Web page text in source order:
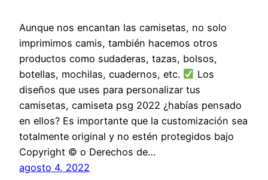
Aunque nos encantan las camisetas, no solo
imprimimos camis, también hacemos otros
productos como sudaderas, tazas, bolsos,
botellas, mochilas, cuadernos, etc.
Los
diseños que uses para personalizar tus
camisetas, camiseta psg 2022 ¿habías pensado
en ellos? Es importante que la customización sea
totalmente original y no estén protegidos bajo
Copyright © o Derechos de…
agosto 4, 2022